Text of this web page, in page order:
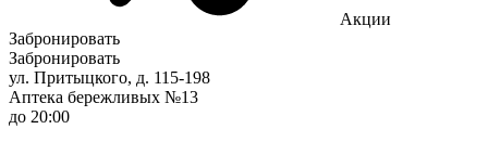
Акции
Забронировать
Забронировать
ул. Притыцкого, д. 115-198
Аптека бережливых №13
до 20:00